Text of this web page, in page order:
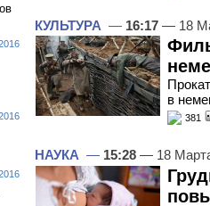
КУЛЬТУРА — 16:17 — 18
в
381
НАУКА — 15:28 — 18